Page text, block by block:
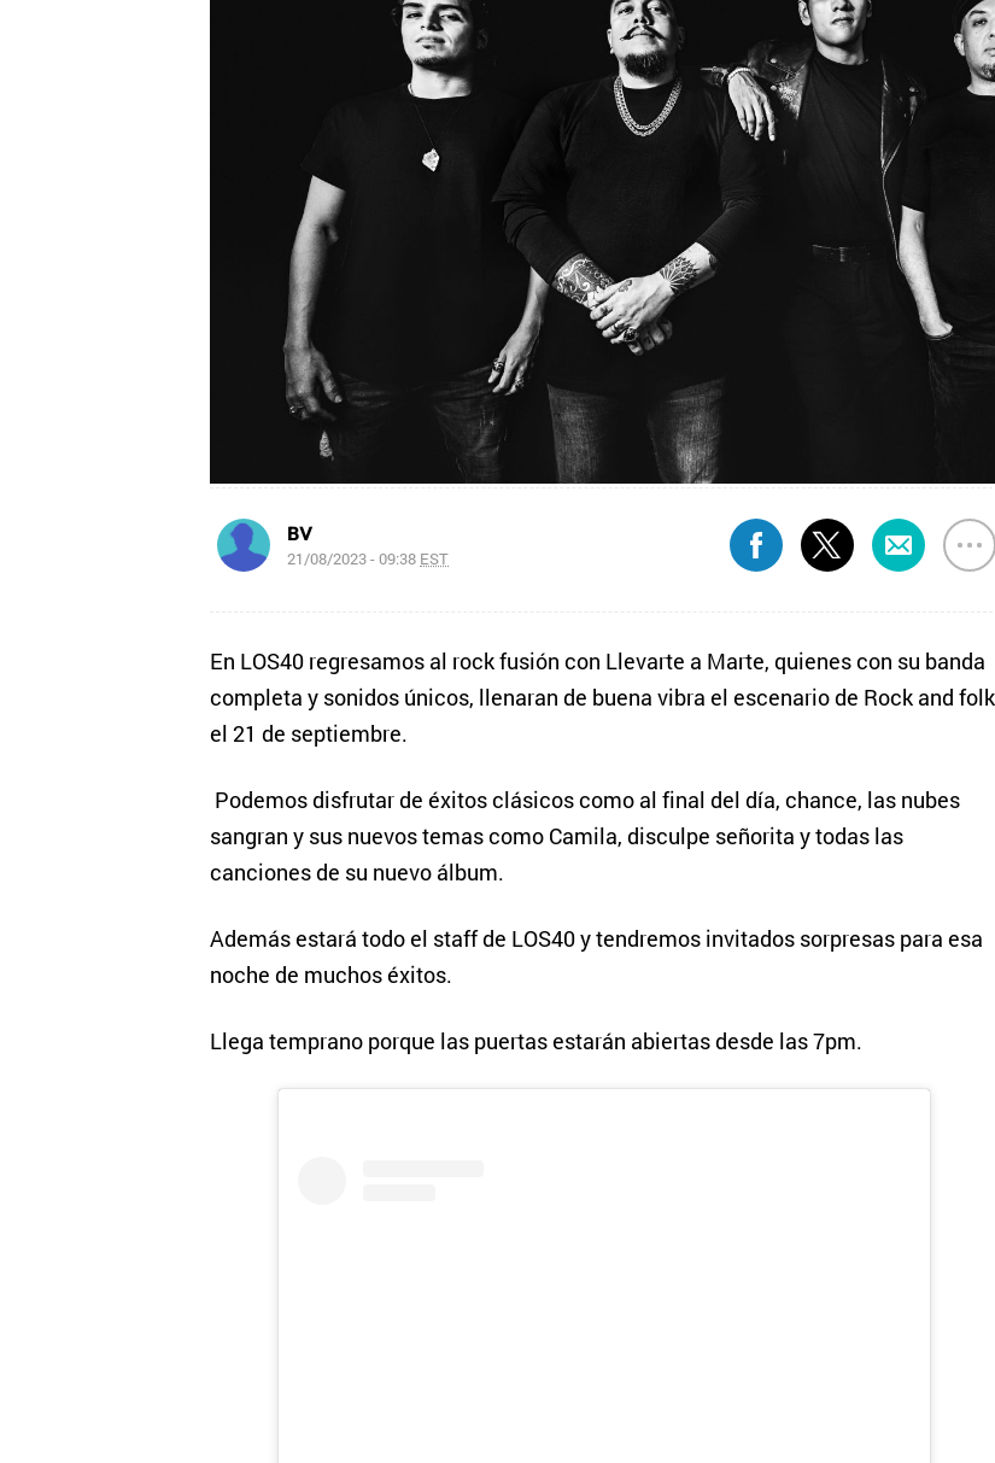
BV
21/08/2023 - 09:38 EST
En LOS40 regresamos al rock fusión con Llevarte a Marte, quienes con su banda
completa y sonidos únicos, llenaran de buena vibra el escenario de Rock and folk
el 21 de septiembre.
Podemos disfrutar de éxitos clásicos como al final del día, chance, las nubes
sangran y sus nuevos temas como Camila, disculpe señorita y todas las
canciones de su nuevo álbum.
Además estará todo el staff de LOS40 y tendremos invitados sorpresas para esa
noche de muchos éxitos.
Llega temprano porque las puertas estarán abiertas desde las 7pm.